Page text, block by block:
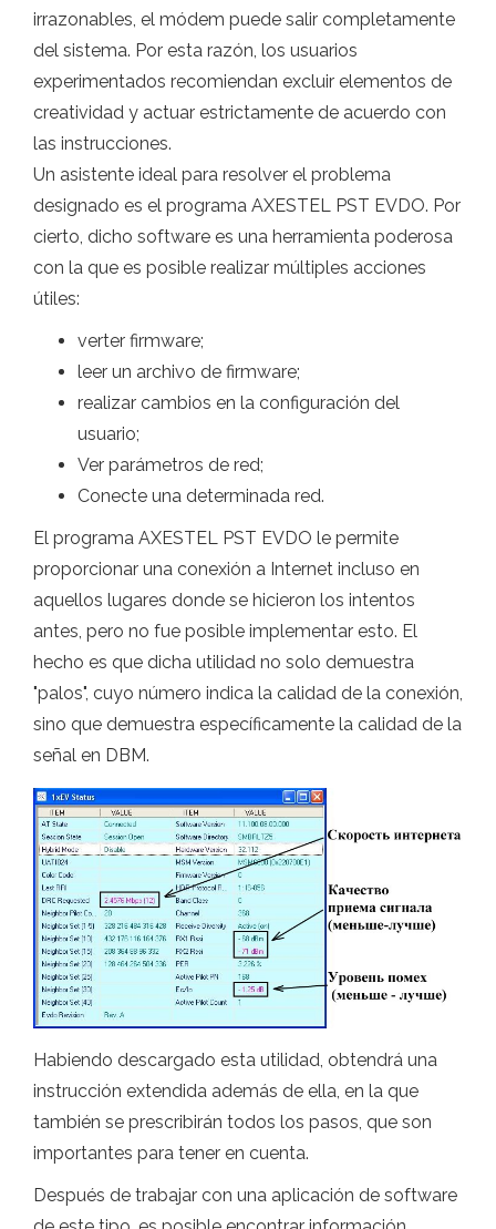
irrazonables, el módem puede salir completamente
del sistema. Por esta razón, los usuarios
experimentados recomiendan excluir elementos de
creatividad y actuar estrictamente de acuerdo con
las instrucciones.
Un asistente ideal para resolver el problema
designado es el programa AXESTEL PST EVDO. Por
cierto, dicho software es una herramienta poderosa
con la que es posible realizar múltiples acciones
útiles:
verter firmware;
leer un archivo de firmware;
realizar cambios en la configuración del
usuario;
Ver parámetros de red;
Conecte una determinada red.
El programa AXESTEL PST EVDO le permite
proporcionar una conexión a Internet incluso en
aquellos lugares donde se hicieron los intentos
antes, pero no fue posible implementar esto. El
hecho es que dicha utilidad no solo demuestra
"palos", cuyo número indica la calidad de la conexión,
sino que demuestra específicamente la calidad de la
señal en DBM.
Habiendo descargado esta utilidad, obtendrá una
instrucción extendida además de ella, en la que
también se prescribirán todos los pasos, que son
importantes para tener en cuenta.
Después de trabajar con una aplicación de software